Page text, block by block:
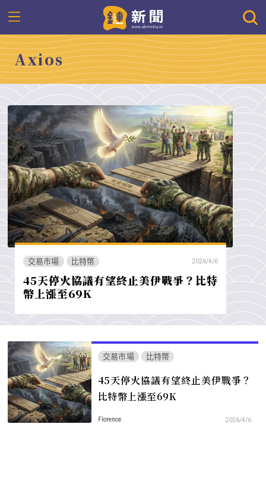
Axios
交易市場 比特幣 2026/4/6
45天停火協議有望終止美伊戰爭？比特
幣上漲至69K
交易市場 比特幣
45天停火協議有望終止美伊戰爭？
比特幣上漲至69K
Florence 2026/4/6